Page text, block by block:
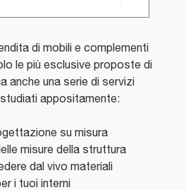
di mobili e complementi
le più esclusive proposte di
anche una serie di servizi
appositamente:
su misura
misure della struttura
dal vivo materiali
i tuoi interni